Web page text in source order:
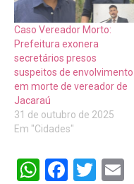
Caso Vereador Morto:
Prefeitura exonera
secretários presos
suspeitos de envolvimento
em morte de vereador de
Jacaraú
31 de outubro de 2025
Em "Cidades"
WhatsApp